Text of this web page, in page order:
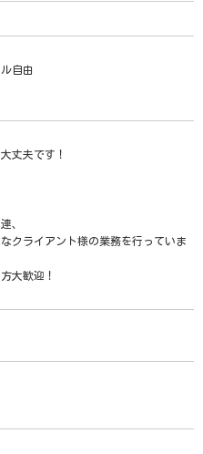
自由
丈夫です！
、
クライアント様の業務を行っていま
大歓迎！